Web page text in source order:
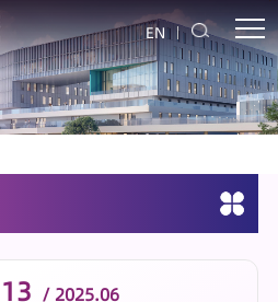
EN
13 / 2025.06